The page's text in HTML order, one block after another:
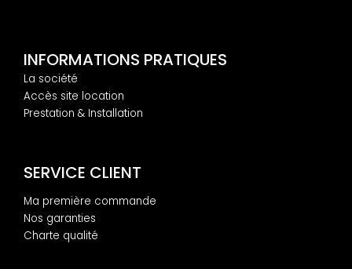
INFORMATIONS PRATIQUES
La société
Accès site location
Prestation & Installation
SERVICE CLIENT
Ma première commande
Nos garanties
Charte qualité